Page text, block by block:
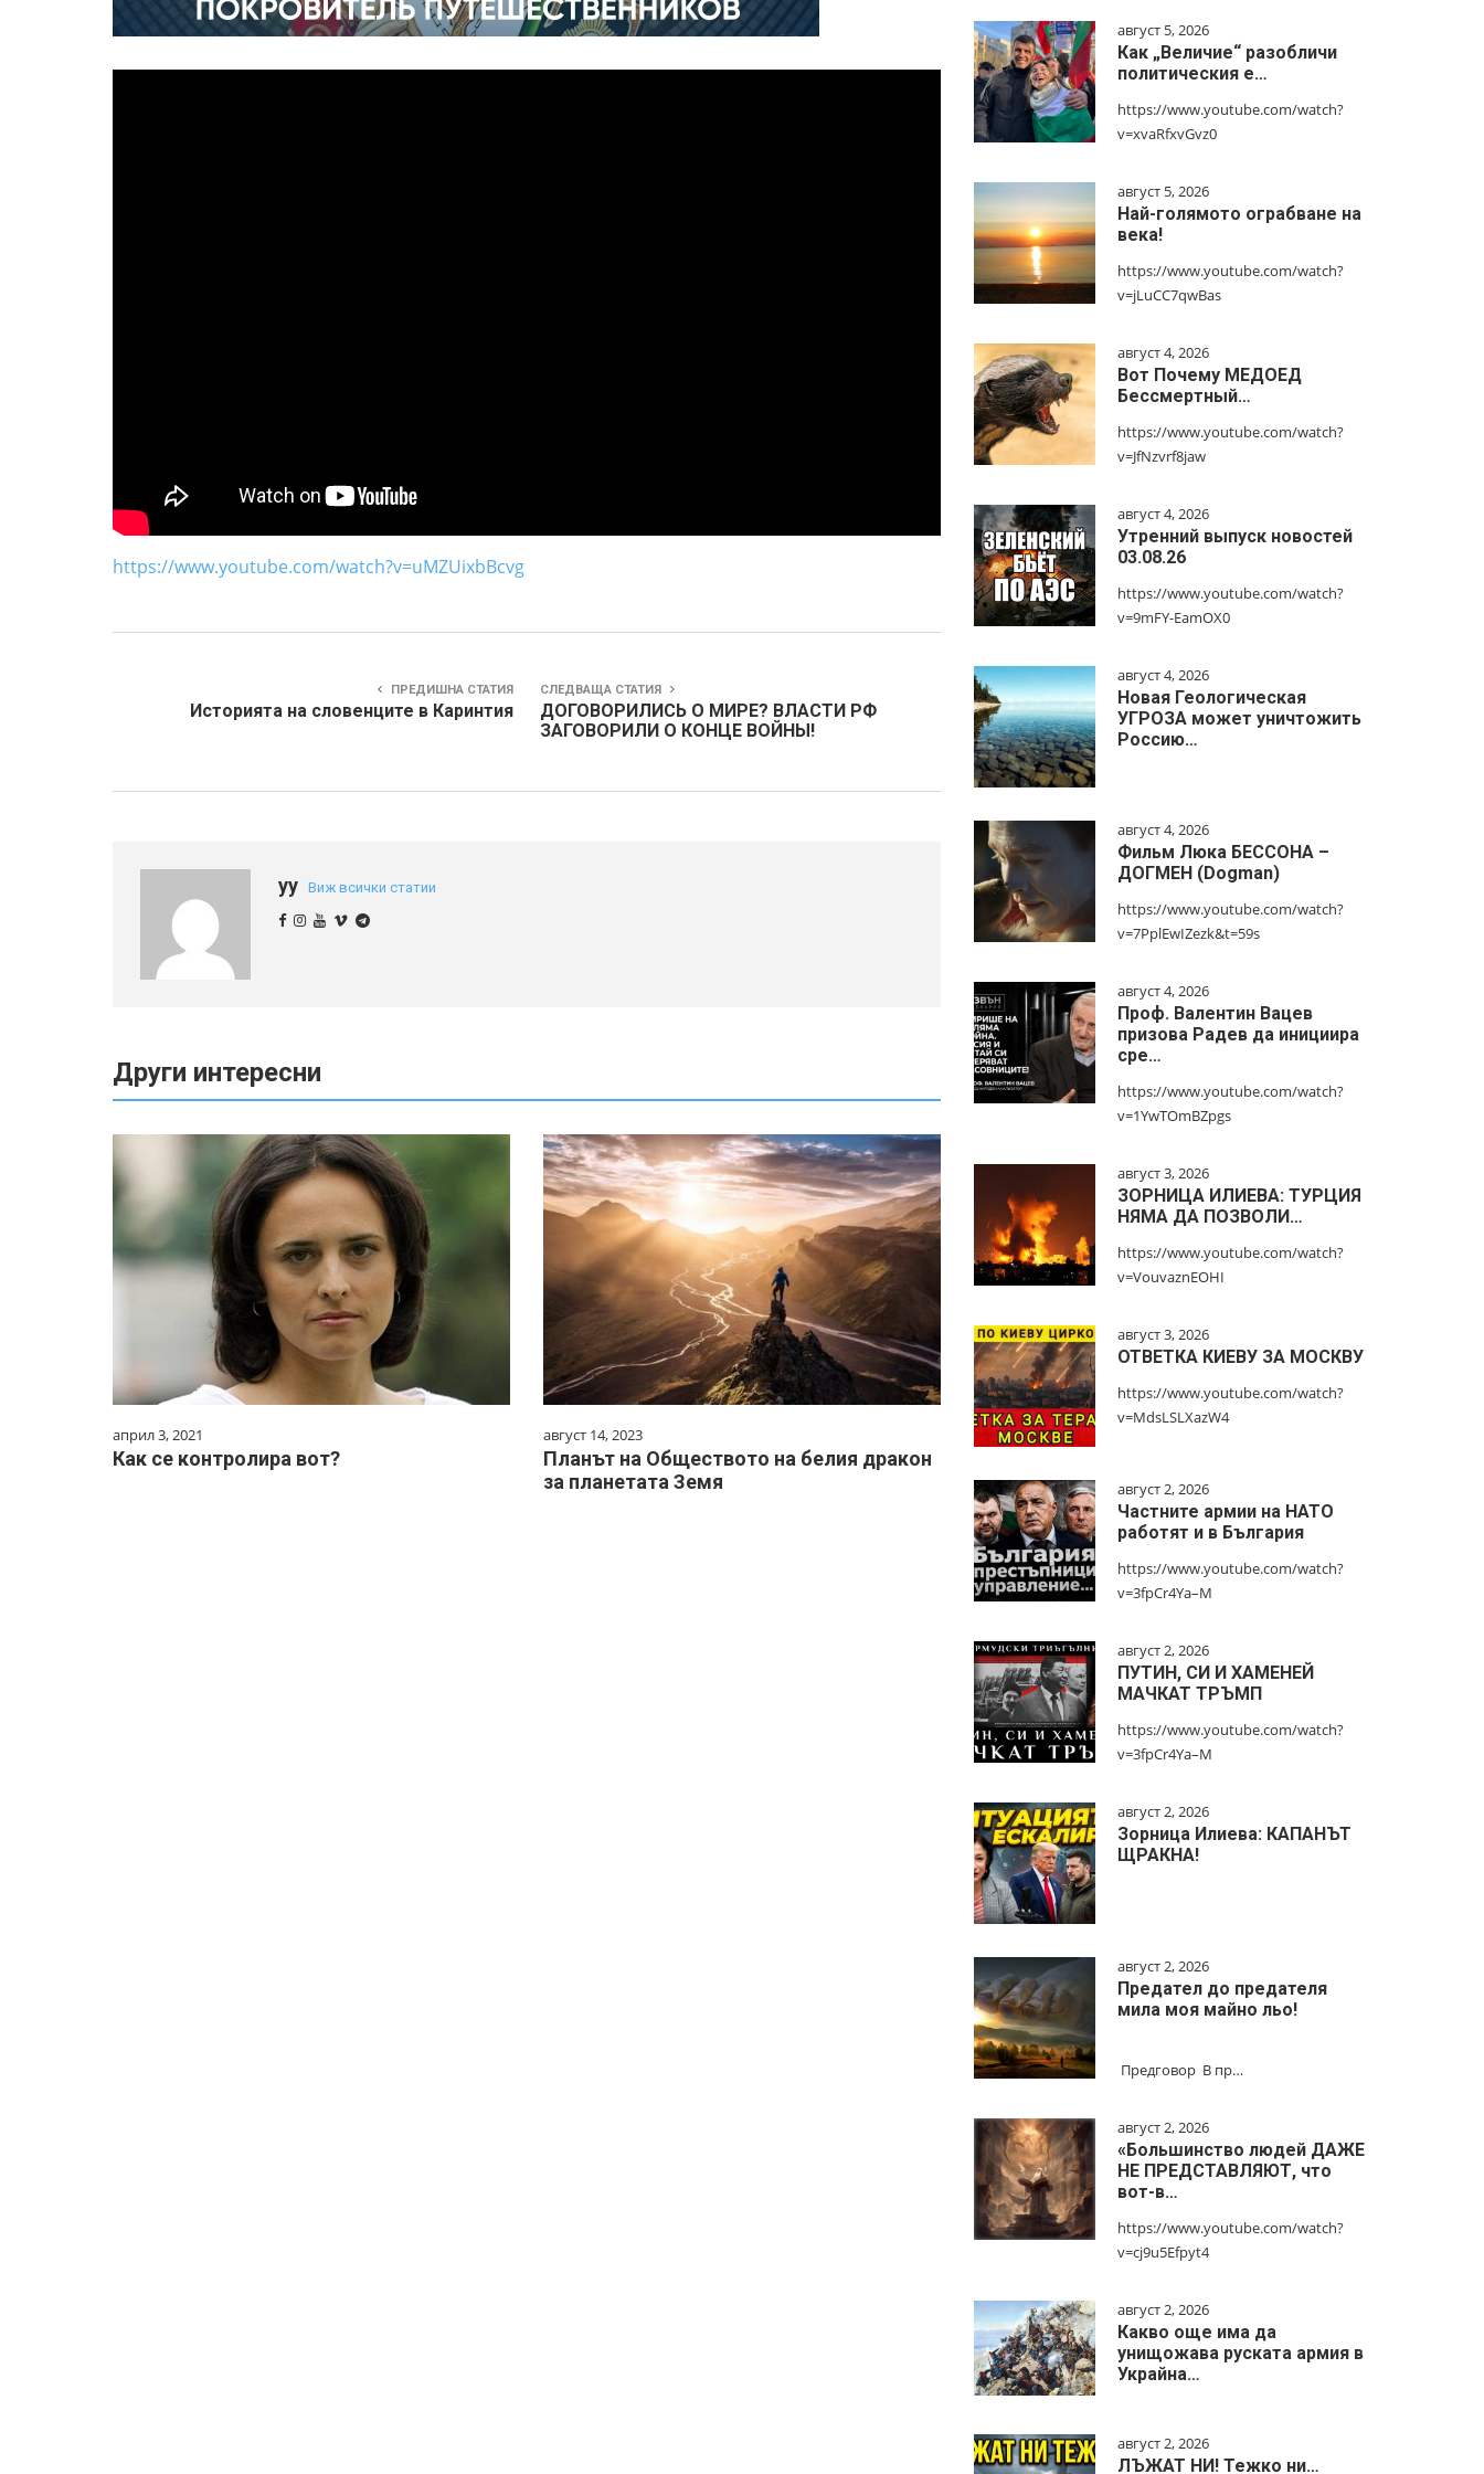
https://www.youtube.com/watch?v=uMZUixbBcvg
ПРЕДИШНА СТАТИЯ
Историята на словенците в Каринтия
СЛЕДВАЩА СТАТИЯ
ДОГОВОРИЛИСЬ О МИРЕ? ВЛАСТИ РФ
ЗАГОВОРИЛИ О КОНЦЕ ВОЙНЫ!
yy Виж всички статии
Други интересни
април 3, 2021
Как се контролира вот?
август 14, 2023
Планът на Обществото на белия дракон
за планетата Земя
август 5, 2026
Как „Величие“ разобличи
политическия е…
https://www.youtube.com/watch?
v=xvaRfxvGvz0
август 5, 2026
Най-голямото ограбване на
века!
https://www.youtube.com/watch?
v=jLuCC7qwBas
август 4, 2026
Вот Почему МЕДОЕД
Бессмертный…
https://www.youtube.com/watch?
v=JfNzvrf8jaw
август 4, 2026
Утренний выпуск новостей
03.08.26
https://www.youtube.com/watch?
v=9mFY-EamOX0
август 4, 2026
Новая Геологическая
УГРОЗА может уничтожить
Россию…
август 4, 2026
Фильм Люка БЕССОНА –
ДОГМЕН (Dogman)
https://www.youtube.com/watch?
v=7PplEwIZezk&t=59s
август 4, 2026
Проф. Валентин Вацев
призова Радев да инициира
сре…
https://www.youtube.com/watch?
v=1YwTOmBZpgs
август 3, 2026
ЗОРНИЦА ИЛИЕВА: ТУРЦИЯ
НЯМА ДА ПОЗВОЛИ…
https://www.youtube.com/watch?
v=VouvaznEOHI
август 3, 2026
ОТВЕТКА КИЕВУ ЗА МОСКВУ
https://www.youtube.com/watch?
v=MdsLSLXazW4
август 2, 2026
Частните армии на НАТО
работят и в България
https://www.youtube.com/watch?
v=3fpCr4Ya–M
август 2, 2026
ПУТИН, СИ И ХАМЕНЕЙ
МАЧКАТ ТРЪМП
https://www.youtube.com/watch?
v=3fpCr4Ya–M
август 2, 2026
Зорница Илиева: КАПАНЪТ
ЩРАКНА!
август 2, 2026
Предател до предателя
мила моя майно льо!
Предговор В пр…
август 2, 2026
«Большинство людей ДАЖЕ
НЕ ПРЕДСТАВЛЯЮТ, что
вот-в…
https://www.youtube.com/watch?
v=cj9u5Efpyt4
август 2, 2026
Какво още има да
унищожава руската армия в
Украйна…
август 2, 2026
ЛЪЖАТ НИ! Тежко ни…